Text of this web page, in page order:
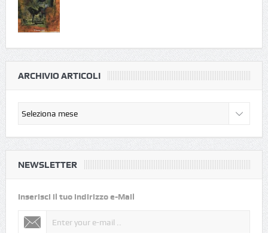
ARCHIVIO ARTICOLI
NEWSLETTER
Inserisci il tuo indirizzo e-Mail